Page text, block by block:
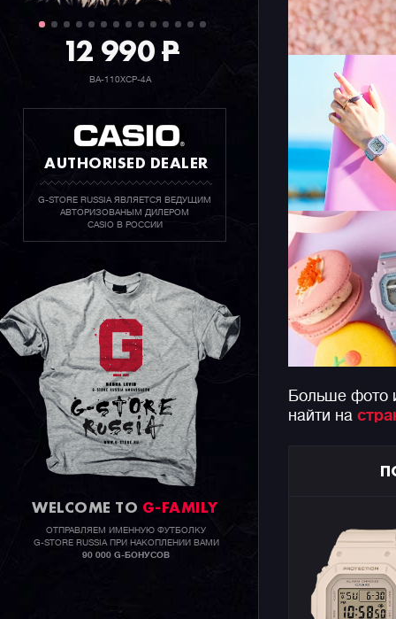
12 990P
BA-110XCP-4A
AUTHORISED DEALER
G-STORE RUSSIA ЯВЛЯЕТСЯ ВЕДУЩИМ
АВТОРИЗОВАНЫМ ДИЛЕРОМ
CASIO В РОССИИ
WELCOME TO G-FAMILY
ОТПРАВЛЯЕМ ИМЕННУЮ ФУТБОЛКУ
G-STORE RUSSIA ПРИ НАКОПЛЕНИИ ВАМИ
90 000 G-БОНУСОВ
Больше фото
найти на